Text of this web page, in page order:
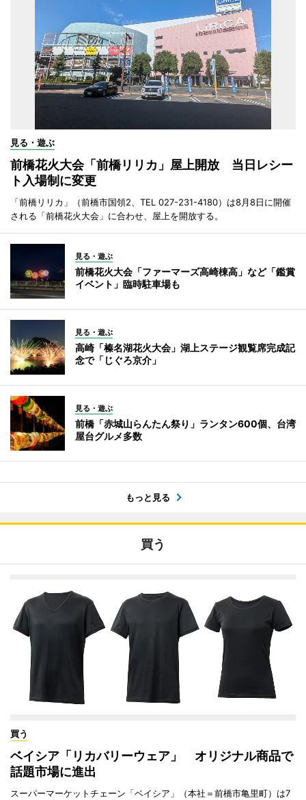
見る・遊ぶ
前橋花火大会「前橋リリカ」屋上開放 当日レシー
ト入場制に変更
「前橋リリカ」（前橋市国領2、TEL 027-231-4180）は8月8日に開催
される「前橋花火大会」に合わせ、屋上を開放する。
見る・遊ぶ
前橋花火大会「ファーマーズ高崎棟高」など「鑑賞
イベント」臨時駐車場も
見る・遊ぶ
高崎「榛名湖花火大会」湖上ステージ観覧席完成記
念で「じぐろ京介」
見る・遊ぶ
前橋「赤城山らんたん祭り」ランタン600個、台湾
屋台グルメ多数
もっと見る
買う
買う
ベイシア「リカバリーウェア」 オリジナル商品で
話題市場に進出
スーパーマーケットチェーン「ベイシア」（本社＝前橋市亀里町）は7